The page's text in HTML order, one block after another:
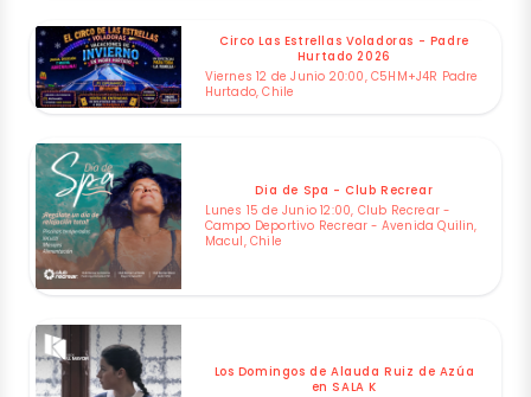
Circo Las Estrellas Voladoras - Padre
Hurtado 2026
Viernes 12 de Junio 20:00, C5HM+J4R Padre
Hurtado, Chile
Dia de Spa - Club Recrear
Lunes 15 de Junio 12:00, Club Recrear -
Campo Deportivo Recrear - Avenida Quilin,
Macul, Chile
Los Domingos de Alauda Ruiz de Azúa
en SALA K